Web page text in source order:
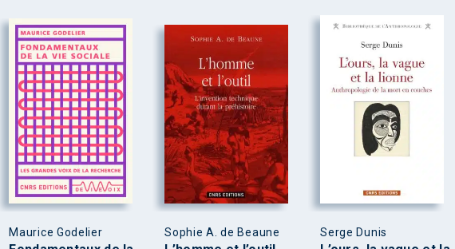
Maurice Godelier Sophie A. de Beaune Serge Dunis